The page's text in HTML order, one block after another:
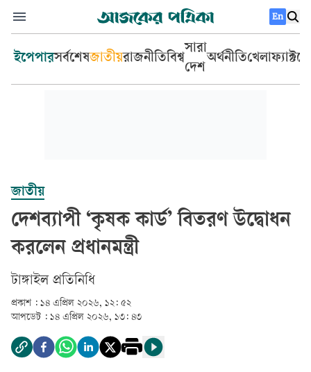
En
ইপেপারসর্বশেষজাতীয়রাজনীতিবিশ্ব
সারা
দেশ
অর্থনীতিখেলা
জাতীয়
দেশব্যাপী ‘কৃষক কার্ড’ বিতরণ উদ্বোধন
করলেন প্রধানমন্ত্রী
টাঙ্গাইল প্রতিনিধি
প্রকাশ : ১৪ এপ্রিল ২০২৬, ১২: ৫২
আপডেট : ১৪ এপ্রিল ২০২৬, ১৩: ৪৩